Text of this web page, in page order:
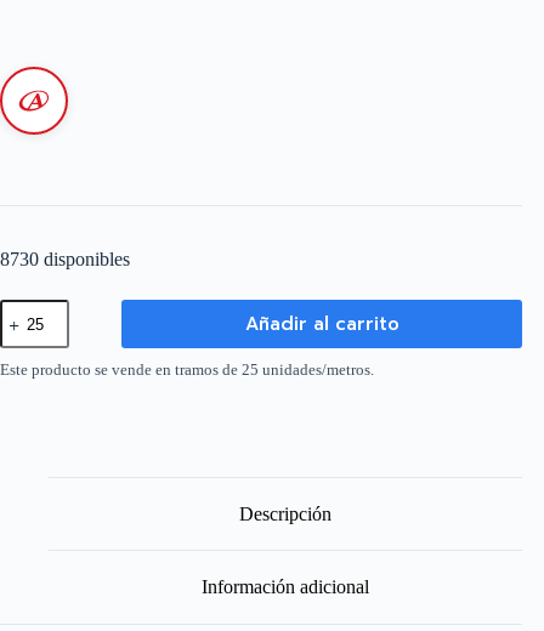
8730 disponibles
Caño
Corrugado
PVC
7/8"
Añadir al carrito
Este producto se vende en tramos de 25 unidades/metros.
Descripción
Información adicional